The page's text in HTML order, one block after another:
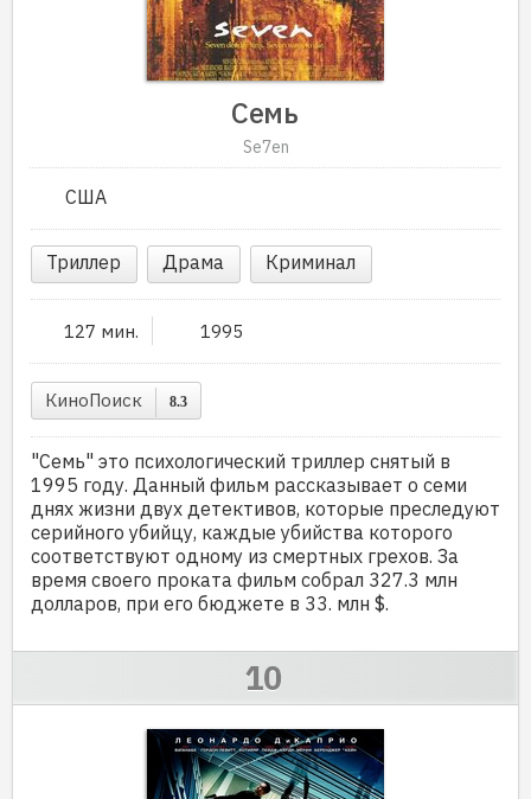
Семь
Se7en
США
Триллер Драма Криминал
127 мин. 1995
КиноПоиск 8.3
"Семь" это психологический триллер снятый в
1995 году. Данный фильм рассказывает о семи
днях жизни двух детективов, которые преследуют
серийного убийцу, каждые убийства которого
соответствуют одному из смертных грехов. За
время своего проката фильм собрал 327.3 млн
долларов, при его бюджете в 33. млн $.